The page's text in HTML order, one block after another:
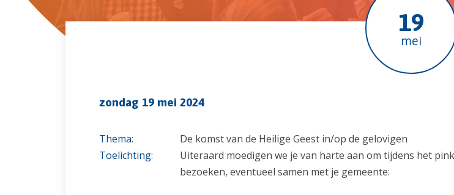
19
mei
zondag 19 mei 2024
Thema:
De komst van de Heilige Geest in/op de gelovigen
Toelichting:
Uiteraard moedigen we je van harte aan om tijdens het
bezoeken, eventueel samen met je gemeente: